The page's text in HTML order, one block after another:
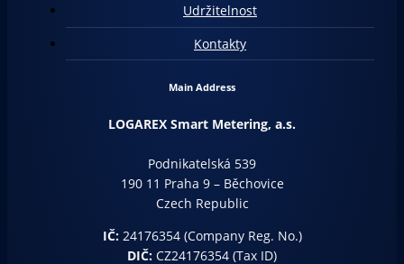
Udržitelnost
Kontakty
Main Address
LOGAREX Smart Metering, a.s.
Podnikatelská 539
190 11 Praha 9 – Běchovice
Czech Republic
IČ:24176354 (Company Reg. No.)
DIČ: CZ24176354 (Tax ID)